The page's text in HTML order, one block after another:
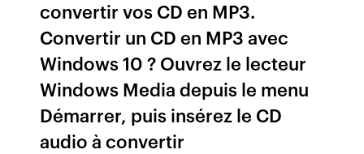
convertir vos CD en MP3.
Convertir un CD en MP3 avec
Windows 10 ? Ouvrez le lecteur
Windows Media depuis le menu
Démarrer, puis insérez le CD
audio à convertir